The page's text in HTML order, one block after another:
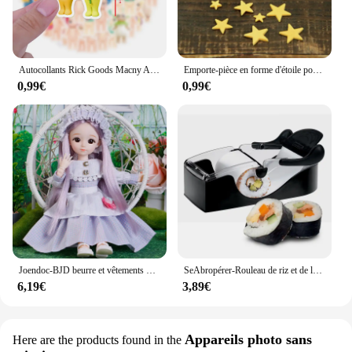
that you have everything you need to keep your
drone in top condition. With the LZ170146022CN
drone, you can trust that your investment is not only
reliable but also future-proof.
0,99€
Emporte-pièce en forme d'étoile pour décoration de gâteaux, 3 pièces/ensemble
0,99€
6,19€
SeAbropérer-Rouleau de riz et de légumes enveloppé, outils de bricolage de sushi, travailleurs de la cuisine, tambour japonais, moule à gâteau de sushi exécutif, outil de cuisine novice
3,89€
Here are the products found in the Appareils photo sans